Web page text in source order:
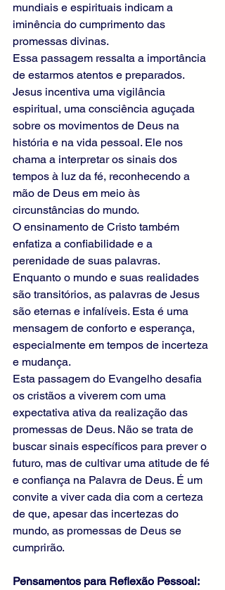
mundiais e espirituais indicam a
iminência do cumprimento das
promessas divinas.
Essa passagem ressalta a importância
de estarmos atentos e preparados.
Jesus incentiva uma vigilância
espiritual, uma consciência aguçada
sobre os movimentos de Deus na
história e na vida pessoal. Ele nos
chama a interpretar os sinais dos
tempos à luz da fé, reconhecendo a
mão de Deus em meio às
circunstâncias do mundo.
O ensinamento de Cristo também
enfatiza a confiabilidade e a
perenidade de suas palavras.
Enquanto o mundo e suas realidades
são transitórios, as palavras de Jesus
são eternas e infalíveis. Esta é uma
mensagem de conforto e esperança,
especialmente em tempos de incerteza
e mudança.
Esta passagem do Evangelho desafia
os cristãos a viverem com uma
expectativa ativa da realização das
promessas de Deus. Não se trata de
buscar sinais específicos para prever o
futuro, mas de cultivar uma atitude de fé
e confiança na Palavra de Deus. É um
convite a viver cada dia com a certeza
de que, apesar das incertezas do
mundo, as promessas de Deus se
cumprirão.
Pensamentos para Reflexão Pessoal: